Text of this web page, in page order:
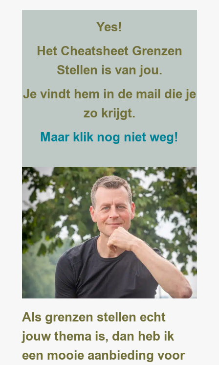
Yes!
Het Cheatsheet Grenzen
Stellen is van jou.
Je vindt hem in de mail die je
zo krijgt.
Maar klik nog niet weg!
Als grenzen stellen echt
jouw thema is, dan heb ik
een mooie aanbieding voor